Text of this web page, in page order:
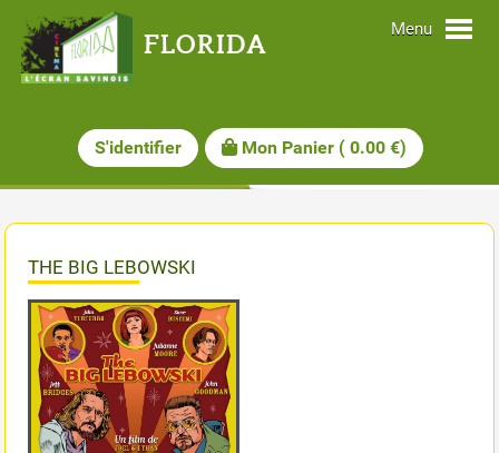
FLORIDA
S'identifier Mon Panier (0.00 €)
Menu
THE BIG LEBOWSKI